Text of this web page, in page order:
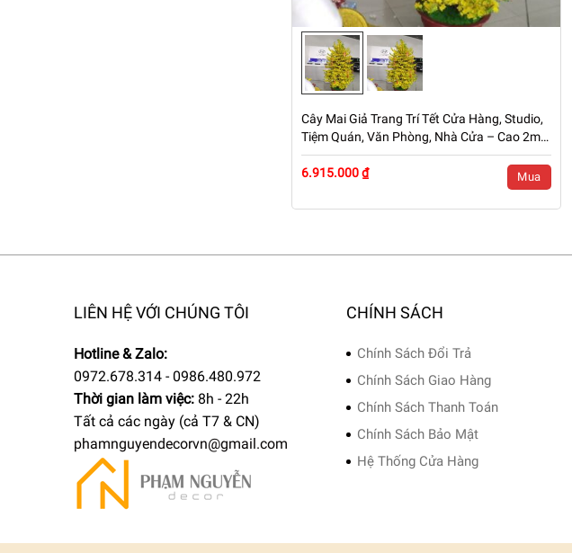
Cây Mai Giả Trang Trí Tết Cửa Hàng, Studio,
Tiệm Quán, Văn Phòng, Nhà Cửa – Cao 2m2
– Mã: PN-CG0230
6.915.000 ₫
Mua
LIÊN HỆ VỚI CHÚNG TÔI
Hotline & Zalo:
0972.678.314 - 0986.480.972
Thời gian làm việc: 8h - 22h
Tất cả các ngày (cả T7 & CN)
phamnguyendecorvn@gmail.com
CHÍNH SÁCH
Chính Sách Đổi Trả
Chính Sách Giao Hàng
Chính Sách Thanh Toán
Chính Sách Bảo Mật
Hệ Thống Cửa Hàng